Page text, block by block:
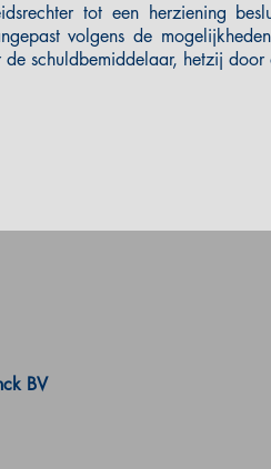
tot een herziening
volgens de
schuldbemiddelaar, hetzij door
BV